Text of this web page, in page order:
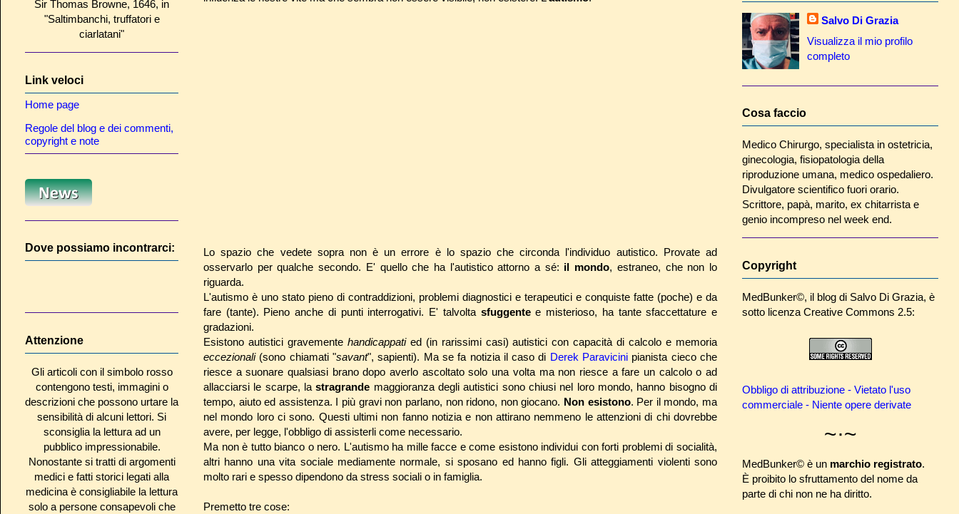
Lo spazio che vedete sopra non è un errore è lo spazio che circonda l'individuo autistico. Provate ad
osservarlo per qualche secondo. E' quello che ha l'autistico attorno a sé: il mondo, estraneo, che non lo
riguarda.
L'autismo è uno stato pieno di contraddizioni, problemi diagnostici e terapeutici e conquiste fatte (poche) e da
fare (tante). Pieno anche di punti interrogativi. E' talvolta sfuggentee misterioso, ha tante sfaccettature e
gradazioni.
Esistono autistici gravemente handicappati ed (in rarissimi casi) autistici con capacità di calcolo e memoria
eccezionali(sono chiamati "savant", sapienti). Ma se fa notizia il caso di Derek Paravicini pianista cieco che
riesce a suonare qualsiasi brano dopo averlo ascoltato solo una volta ma non riesce a fare un calcolo o ad
allacciarsi le scarpe, lastragrande maggioranza degli autistici sono chiusi nel loro mondo, hanno bisogno di
tempo, aiuto ed assistenza. I più gravi non parlano, non ridono, non giocano. Non esistono. Per il mondo, ma
nel mondo loro ci sono. Questi ultimi non fanno notizia e non attirano nemmeno le attenzioni di chi dovrebbe
avere, per legge, l'obbligo di assisterli come necessario.
Ma non è tutto bianco o nero. L'autismo ha mille facce e come esistono individui con forti problemi di socialità,
altri hanno una vita sociale mediamente normale, si sposano ed hanno figli. Gli atteggiamenti violenti sono
molto rari e spesso dipendono da stress sociali o in famiglia.
Premetto tre cose:
Sir Thomas Browne, 1646, in
"Saltimbanchi, truffatori e
ciarlatani"
Link veloci
Home page
Regole del blog e dei commenti,
copyright e note
Dove possiamo incontrarci:
Attenzione
Gli articoli con il simbolo rosso
contengono testi, immagini o
descrizioni che possono urtare la
sensibilità di alcuni lettori. Si
sconsiglia la lettura ad un
pubblico impressionabile.
Nonostante si tratti di argomenti
medici e fatti storici legati alla
medicina è consigliabile la lettura
solo a persone consapevoli che
Salvo Di Grazia
Visualizza il mio profilo
completo
Cosa faccio
Medico Chirurgo, specialista in ostetricia,
ginecologia, fisiopatologia della
riproduzione umana, medico ospedaliero.
Divulgatore scientifico fuori orario.
Scrittore, papà, marito, ex chitarrista e
genio incompreso nel week end.
Copyright
MedBunker©, il blog di Salvo Di Grazia, è
sotto licenza Creative Commons 2.5:
Obbligo di attribuzione - Vietato l'uso
commerciale - Niente opere derivate
~·~
MedBunker© è un marchio registrato.
È proibito lo sfruttamento del nome da
parte di chi non ne ha diritto.